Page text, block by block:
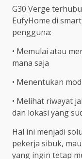
G30 Verge
EufyHome di
pengguna:
• Memulai atau
mana saja
• Menentukan
• Melihat riwayat
dan lokasi yang
Hal ini menjadi
pekerja sibuk,
yang ingin tetap